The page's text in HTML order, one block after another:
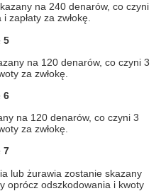
na 240 denarów, co czyni
zapłaty za zwłokę.
5
na 120 denarów, co czyni 3
za zwłokę.
6
na 120 denarów, co czyni 3
za zwłokę.
7
lub żurawia zostanie skazany
oprócz odszkodowania i kwoty